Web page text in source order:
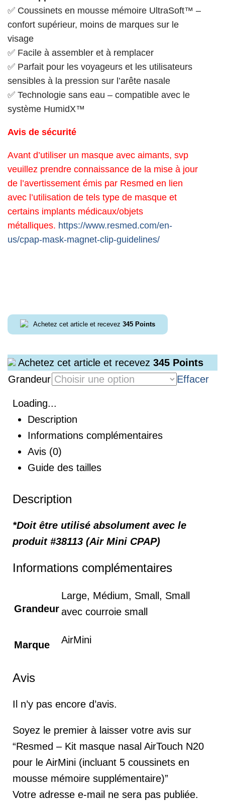
✅ Coussinets en mousse mémoire UltraSoft™ –
confort supérieur, moins de marques sur le
visage
✅ Facile à assembler et à remplacer
✅ Parfait pour les voyageurs et les utilisateurs
sensibles à la pression sur l’arête nasale
✅ Technologie sans eau – compatible avec le
système HumidX™
Avis de sécurité
Avant d’utiliser un masque avec aimants, svp
veuillez prendre connaissance de la mise à jour
de l’avertissement émis par Resmed en lien
avec l’utilisation de tels type de masque et
certains implants médicaux/objets
métalliques. https://www.resmed.com/en-
us/cpap-mask-magnet-clip-guidelines/
Achetez cet article et recevez 345 Points
Achetez cet article et recevez 345 Points
Grandeur
Effacer
Loading...
Description
Informations complémentaires
Avis (0)
Guide des tailles
Description
*Doit être utilisé absolument avec le
produit #38113 (Air Mini CPAP)
Informations complémentaires
Grandeur
Large, Médium, Small, Small
avec courroie small
Marque AirMini
Avis
Il n’y pas encore d’avis.
Soyez le premier à laisser votre avis sur
“Resmed – Kit masque nasal AirTouch N20
pour le AirMini (incluant 5 coussinets en
mousse mémoire supplémentaire)”
Votre adresse e-mail ne sera pas publiée.